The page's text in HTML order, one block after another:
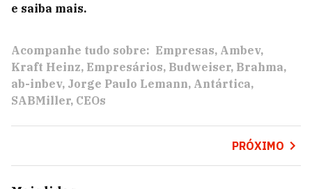
e saiba mais.
Acompanhe tudo sobre: Empresas Ambev
Kraft Heinz Empresários Budweiser Brahma
ab-inbev Jorge Paulo Lemann Antártica
SABMiller CEOs
PRÓXIMO